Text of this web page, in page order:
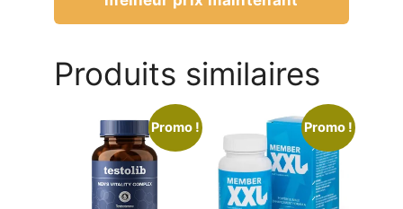
Produits similaires
Promo ! Promo !